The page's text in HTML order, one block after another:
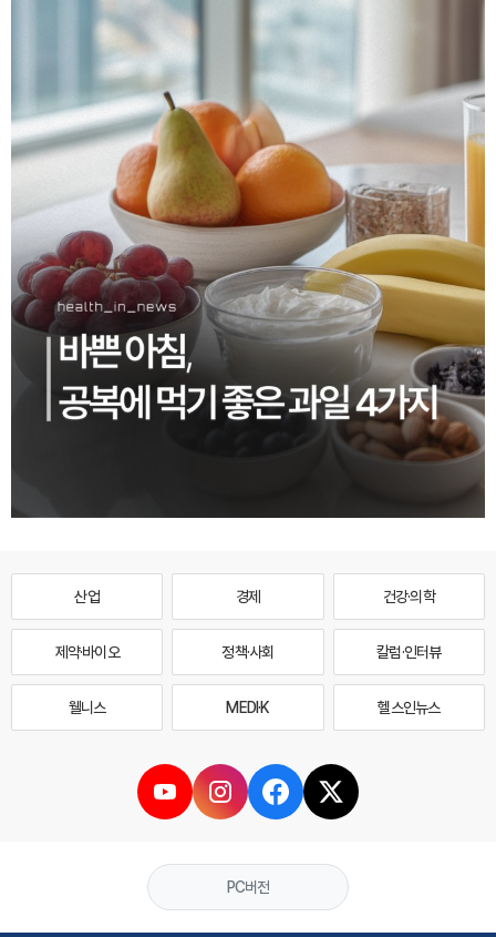
산업 경제 건강·의학
제약·바이오 정책·사회 칼럼·인터뷰
웰니스 MEDI·K 헬스인뉴스
PC버전